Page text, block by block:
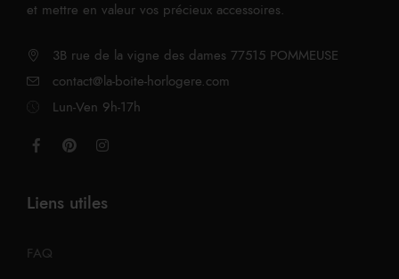
et mettre en valeur vos précieux accessoires.
3B rue de la vigne des dames 77515 POMMEUSE
contact@la-boite-horlogere.com
Lun-Ven 9h-17h
Liens utiles
FAQ